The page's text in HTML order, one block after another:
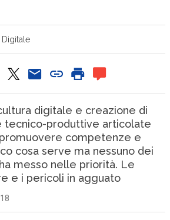
Digitale
digitale e creazione di
tecnico-produttive articolate
competenze e
cosa serve ma nessuno dei
messo nelle priorità. Le
e i pericoli in agguato